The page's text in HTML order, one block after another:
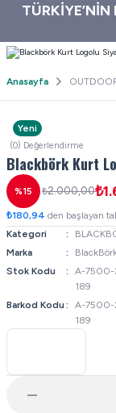
Anasayfa
Yeni
(0) Değerlendirme
Blackbörk Kurt
%15 ₺2.000,00
₺180,94 den başlayan
Kategori
Marka
Stok Kodu
A-7500-
189
Barkod Kodu
A-7500-
189